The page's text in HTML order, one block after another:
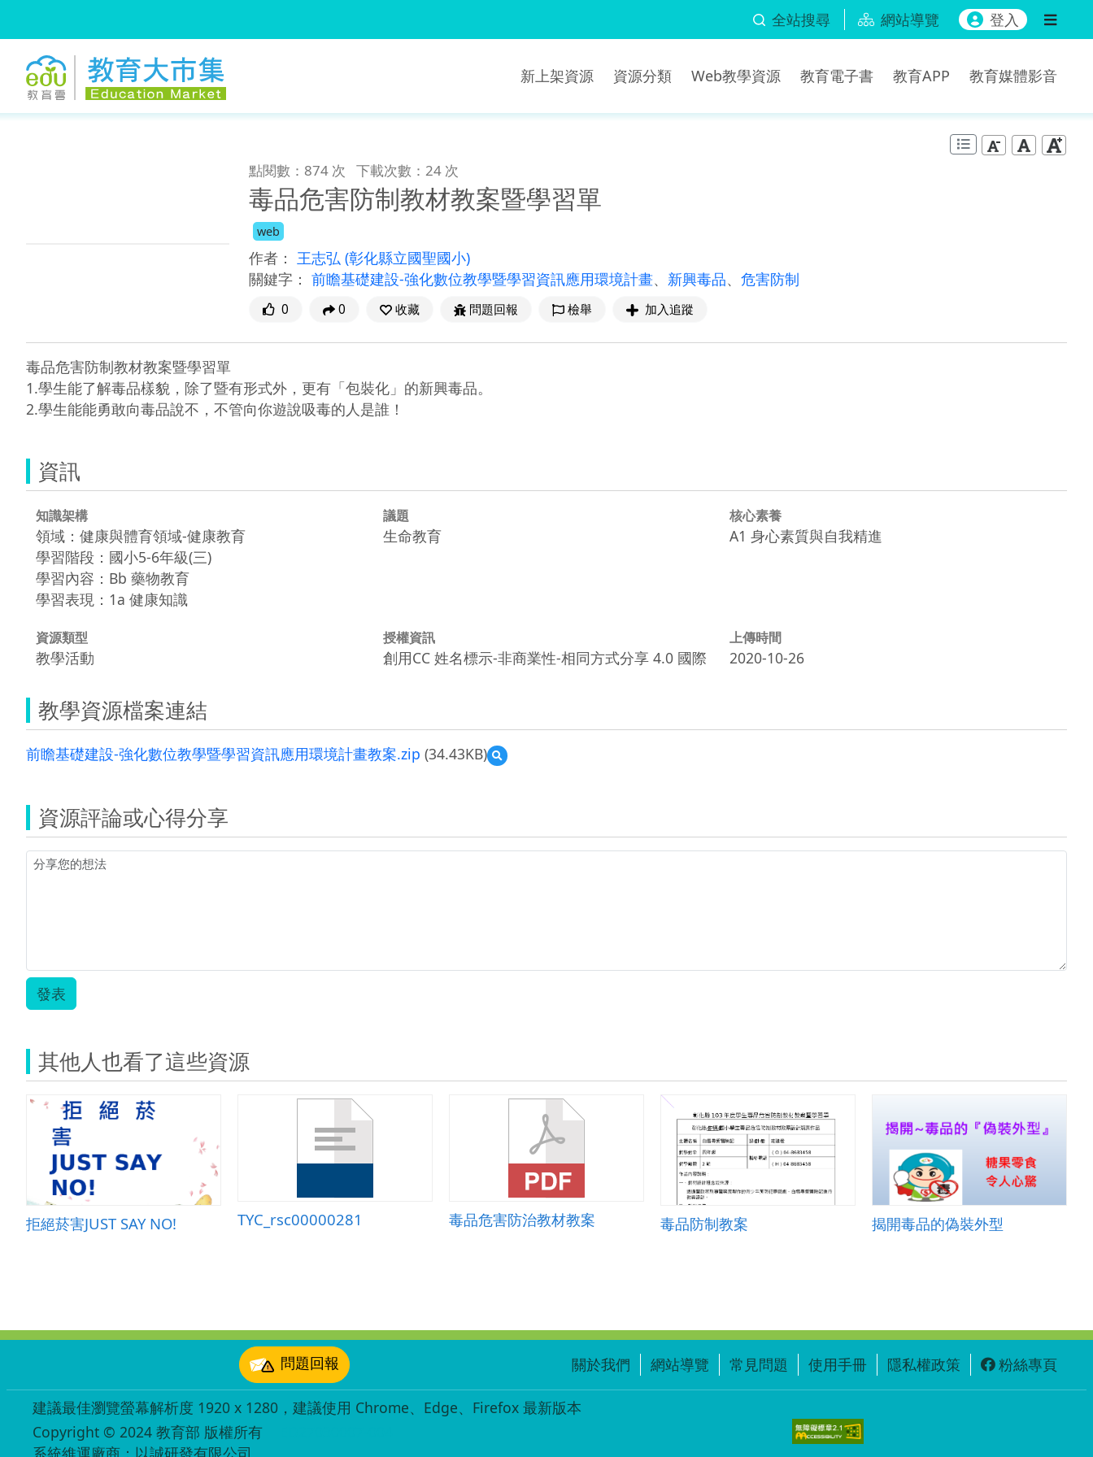
全站搜尋 網站導覽 登入
新上架資源 資源分類 Web教學資源 教育電子書 教育APP 教育媒體影音
點閱數：874 次 下載次數：24 次
毒品危害防制教材教案暨學習單
web
作者： 王志弘 (彰化縣立國聖國小)
關鍵字： 前瞻基礎建設-強化數位教學暨學習資訊應用環境計畫、 新興毒品、 危害防制
0 0 收藏 問題回報 檢舉 加入追蹤
毒品危害防制教材教案暨學習單
1.學生能了解毒品樣貌，除了暨有形式外，更有「包裝化」的新興毒品。
資訊
知識架構
領域：健康與體育領域-健康教育
學習階段：國小5-6年級(三)
學習內容：Bb 藥物教育
學習表現：1a 健康知識
議題
生命教育
核心素養
A1 身心素質與自我精進
資源類型
教學活動
授權資訊
創用CC 姓名標示-非商業性-相同方式分享 4.0 國際
上傳時間
2020-10-26
教學資源檔案連結
前瞻基礎建設-強化數位教學暨學習資訊應用環境計畫教案.zip (34.43KB)
預
覽
建
暨
環
資源評論或心得分享
發表
其他人也看了這些資源
拒絕菸害JUST SAY NO! TYC_rsc00000281 毒品危害防治教材教案 毒品防制教案 揭開毒品的偽裝外型
問題回報 關於我們 網站導覽 常見問題 使用手冊 隱私權政策 粉絲專頁
建議最佳瀏覽螢幕解析度 1920 x 1280，建議使用 Chrome、Edge、Firefox 最新版本
Copyright © 2024 教育部 版權所有
系統維運廠商：以誠研發有限公司